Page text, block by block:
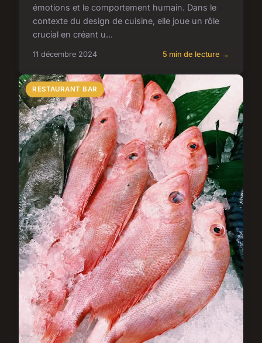
émotions et le comportement humain. Dans le
contexte du design de cuisine, elle joue un rôle
crucial en créant u...
11 décembre 2024 5 min de lecture →
RESTAURANT BAR